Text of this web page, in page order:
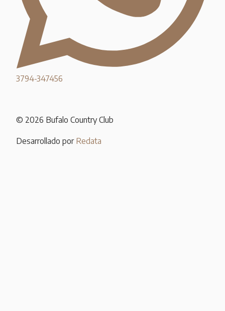
3794-347456
© 2026 Bufalo Country Club
Desarrollado por Redata